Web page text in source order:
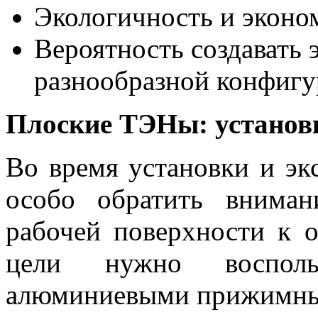
Экологичность и
Вероятность создавать
разнообразной
Плоские ТЭНы:
Во время установки и
особо обратить
рабочей поверхности к
цели нужно
алюминиевыми